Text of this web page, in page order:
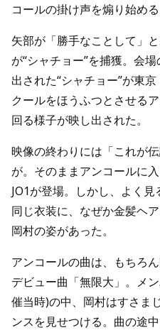
コールの掛け声を煽り始める
矢部が「勝手なことして」
が“シャチョー”を捕獲。会
出された“シャチョー”が東
クールをほうふつとさせる
回る様子が映し出された。
映像の終わりには「これが
が。そのままアンコールに
JO1が登場。しかし、よく
同じ衣装に、なぜか金髪ヘ
岡村の姿があった。
アンコールの曲は、もちろ
デビュー曲「無限大」。メ
催当時)の中、岡村はすさま
ンスを見せつける。曲の途